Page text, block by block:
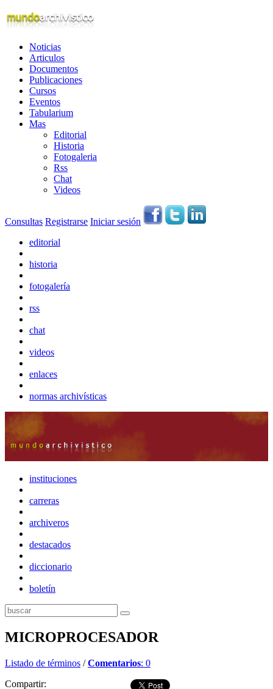
Noticias
Articulos
Documentos
Publicaciones
Cursos
Eventos
Tabularium
Mas
Editorial
Historia
Fotogaleria
Rss
Chat
Videos
Consultas Registrarse Iniciar sesión
editorial
historia
fotogalería
rss
chat
videos
enlaces
normas archivísticas
instituciones
carreras
archiveros
destacados
diccionario
boletín
MICROPROCESADOR
Listado de términos /Comentarios: 0
Compartir: